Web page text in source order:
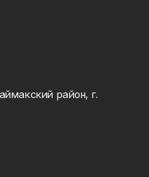
район, г.